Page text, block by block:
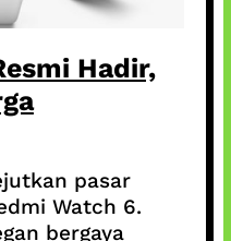
Hadir,
pasar
Watch 6.
bergaya